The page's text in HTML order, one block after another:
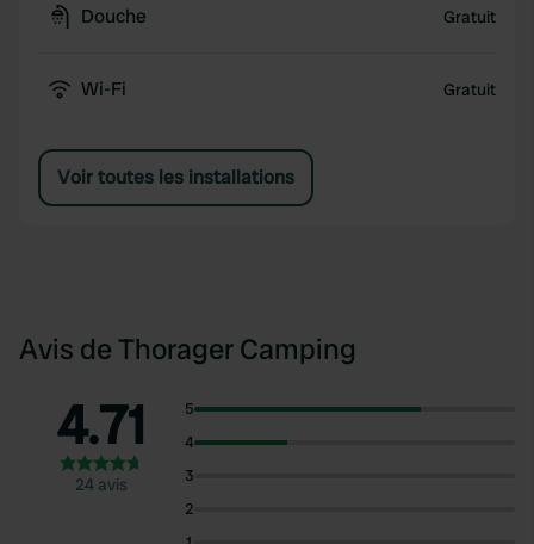
Douche Gratuit
Wi-Fi Gratuit
Voir toutes les installations
Avis de Thorager Camping
4.71
24 avis
5
4
3
2